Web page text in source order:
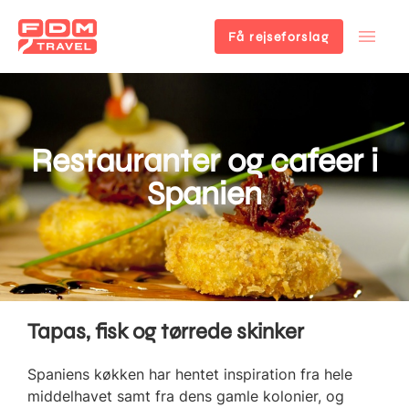
til
hovedindhold
Få rejseforslag
Restauranter og cafeer i
Spanien
Tapas, fisk og tørrede skinker
Spaniens køkken har hentet inspiration fra hele
middelhavet samt fra dens gamle kolonier, og